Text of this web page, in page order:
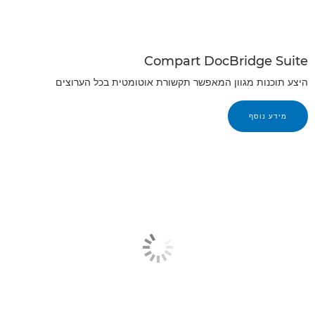
Compart DocBridge Suite
היצע תוכנות מגוון המאפשר תקשורת אוטומטית בכל הערוצים
מידע נוסף